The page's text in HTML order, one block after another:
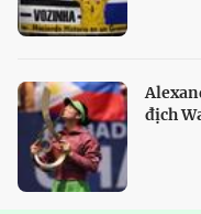
địch